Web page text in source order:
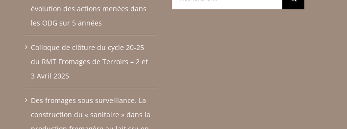
évolution des actions menées dans
les ODG sur 5 années
Colloque de clôture du cycle 20-25
du RMT Fromages de Terroirs – 2 et
3 Avril 2025
Des fromages sous surveillance. La
construction du « sanitaire » dans la